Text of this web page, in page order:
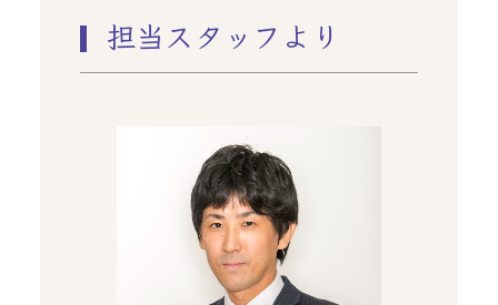
担当スタッフより